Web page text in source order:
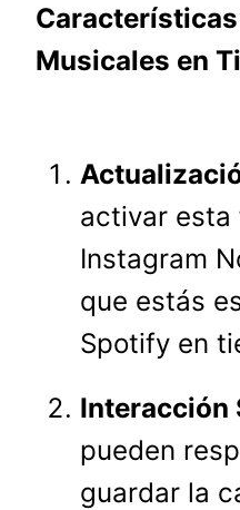
Musicales en
activar esta
Instagram
que estás
Spotify en
Interacción
pueden
guardar la